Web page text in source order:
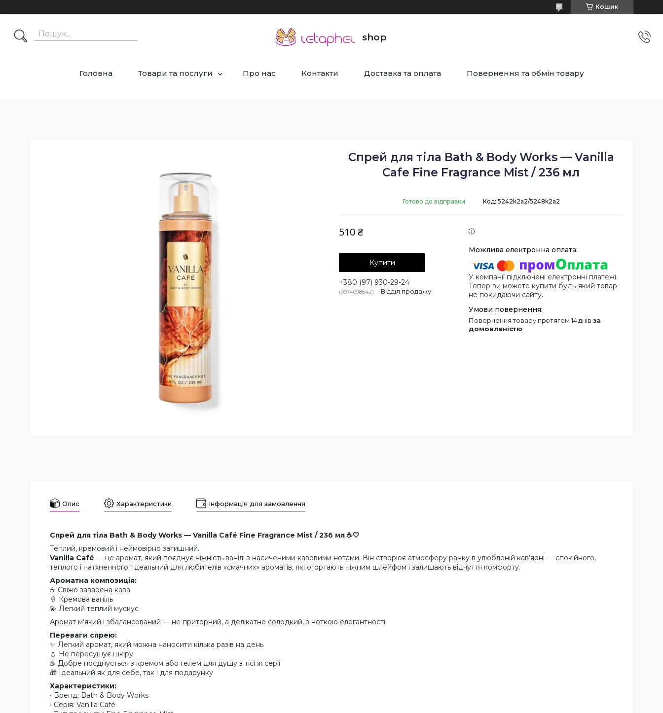
Кошик
shop
Головна Товари та послуги Про нас Контакти Доставка та оплата Повернення та обмін товару
Спрей для тіла Bath & Body Works — Vanilla
Cafe Fine Fragrance Mist / 236 мл
Готово до відправки Код: 5242k2a2/5248k2a2
510 ₴
Купити
+380 (97) 930-29-24
0974098642 Відділ продажу
У компанії підключені електронні платежі.
Тепер ви можете купити будь-який товар
не покидаючи сайту.
повернення товару протягом 14 днів за
домовленістю
Опис Характеристики Інформація для замовлення
Спрей для тіла Bath & Body Works — Vanilla Café Fine Fragrance Mist / 236 мл ☕🤍
Теплий, кремовий і неймовірно затишний.
Vanilla Café — це аромат, який поєднує ніжність ванілі з насиченими кавовими нотами. Він створює атмосферу ранку в улюбленій кав’ярні — спокійного,
теплого і натхненного. Ідеальний для любителів «смачних» ароматів, які огортають ніжним шлейфом і залишають відчуття комфорту.
Ароматна композиція:
☕ Свіжо заварена кава
🍦 Кремова ваніль
💫 Легкий теплий мускус
Аромат м’який і збалансований — не приторний, а делікатно солодкий, з ноткою елегантності.
Переваги спрею:
✨ Легкий аромат, який можна наносити кілька разів на день
💧 Не пересушує шкіру
☕ Добре поєднується з кремом або гелем для душу з тієї ж серії
🎁 Ідеальний як для себе, так і для подарунку
Характеристики:
• Бренд: Bath & Body Works
• Серія: Vanilla Café